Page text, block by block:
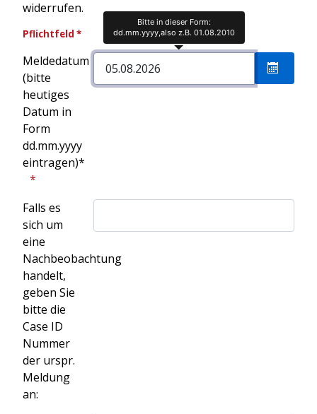
widerrufen.
Pflichtfeld *
Meldedatum
(bitte
heutiges
Datum in
Form
dd.mm.yyyy
eintragen)*
Falls es
sich um
eine
Nachbeobachtung
handelt,
geben Sie
bitte die
Case ID
Nummer
der urspr.
Meldung
an:
Bitte in dieser Form:
dd.mm.yyyy,also z.B. 01.08.2010